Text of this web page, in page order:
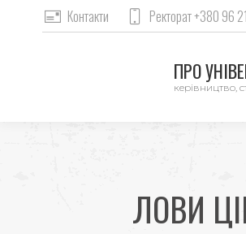
Контакти Ректорат +380 96
ПРО
керівництво,
ЛОВИ